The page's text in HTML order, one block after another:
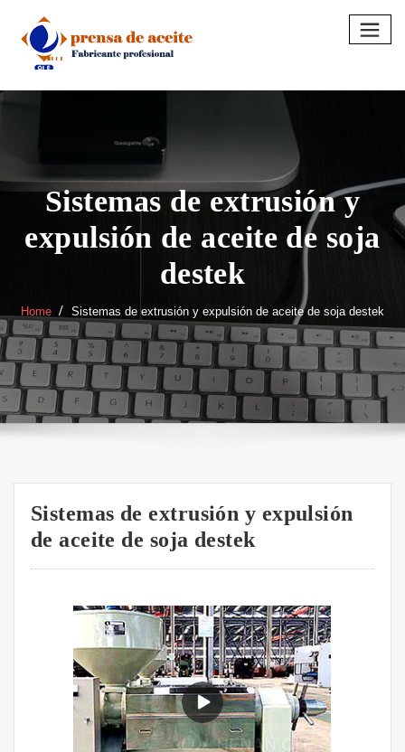
content
Sistemas de extrusión y
expulsión de aceite de soja
destek
Home Sistemas de extrusión y expulsión de aceite de soja destek
Sistemas de extrusión y expulsión
de aceite de soja destek